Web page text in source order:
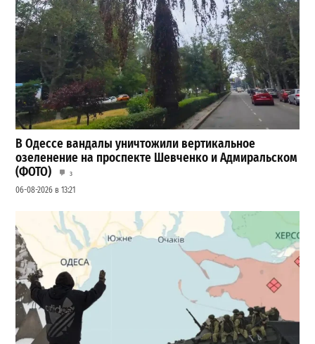
В Одессе вандалы уничтожили вертикальное
озеленение на проспекте Шевченко и Адмиральском
(ФОТО)
3
06-08-2026 в 13:21